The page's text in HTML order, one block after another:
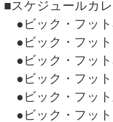
■スケジュールカ
●ビック・フッ
●ビック・フッ
●ビック・フッ
●ビック・フッ
●ビック・フッ
●ビック・フッ